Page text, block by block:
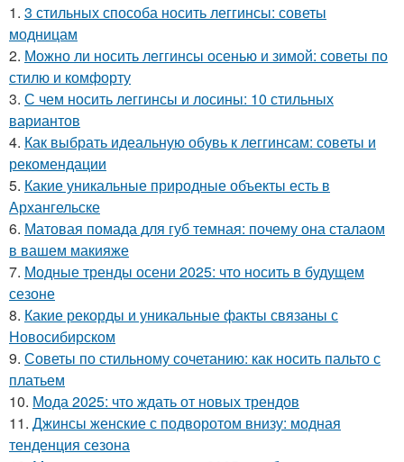
1. 3 стильных способа носить леггинсы: советы
модницам
2. Можно ли носить леггинсы осенью и зимой: советы по
стилю и комфорту
3. С чем носить леггинсы и лосины: 10 стильных
вариантов
4. Как выбрать идеальную обувь к леггинсам: советы и
рекомендации
5. Какие уникальные природные объекты есть в
Архангельске
6. Матовая помада для губ темная: почему она сталаом
в вашем макияже
7. Модные тренды осени 2025: что носить в будущем
сезоне
8. Какие рекорды и уникальные факты связаны с
Новосибирском
9. Советы по стильному сочетанию: как носить пальто с
платьем
10. Мода 2025: что ждать от новых трендов
11. Джинсы женские с подворотом внизу: модная
тенденция сезона